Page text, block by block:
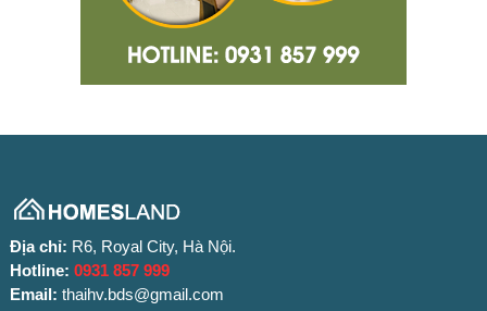
Địa chỉ: R6, Royal City, Hà Nội.
Hotline: 0931 857 999
Email: thaihv.bds@gmail.com